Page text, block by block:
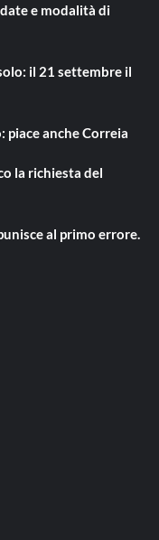
e modalità di
il 21 settembre il
piace anche Correia
la richiesta del
al primo errore.